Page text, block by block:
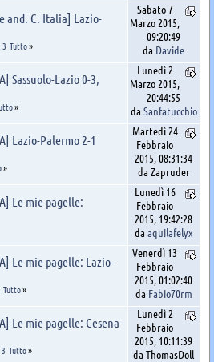
and. C. Italia] Lazio-
3 Tutto»
Sabato 7
Marzo 2015,
09:20:49
da Davide
Sassuolo-Lazio 0-3,
»
Lunedì 2
Marzo 2015,
20:44:55
da Sanfatucchio
Lazio-Palermo 2-1
»
Martedì 24
Febbraio
2015, 08:31:34
da Zapruder
Le mie pagelle:
Lunedì 16
Febbraio
2015, 19:42:28
daaquilafelyx
Le mie pagelle: Lazio-
Tutto»
Venerdì 13
Febbraio
2015, 01:02:40
da Fabio70rm
Le mie pagelle: Cesena-
3 Tutto»
Lunedì 2
Febbraio
2015, 10:11:39
da ThomasDoll